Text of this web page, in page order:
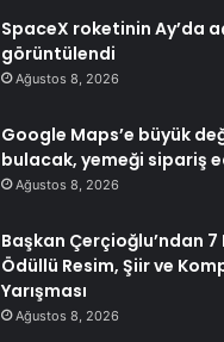
SpaceX roketinin Ay’da
görüntülendi
Ağustos 8, 2026
Google Maps’e büyük
bulacak, yemeği sipariş
Ağustos 8, 2026
Başkan Çerçioğlu’ndan 7
Ödüllü Resim, Şiir ve
Yarışması
Ağustos 8, 2026